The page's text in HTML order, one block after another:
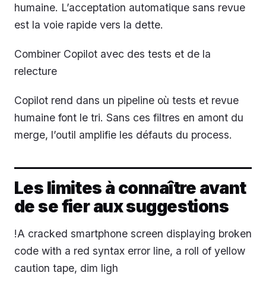
humaine. L’acceptation automatique sans revue
est la voie rapide vers la dette.
Combiner Copilot avec des tests et de la
relecture
Copilot rend dans un pipeline où tests et revue
humaine font le tri. Sans ces filtres en amont du
merge, l’outil amplifie les défauts du process.
Les limites à connaître avant
de se fier aux suggestions
!A cracked smartphone screen displaying broken
code with a red syntax error line, a roll of yellow
caution tape, dim ligh